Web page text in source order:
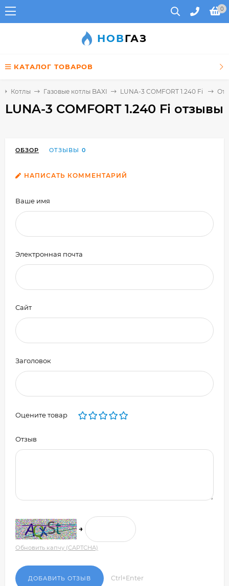
0
НОВГАЗ
КАТАЛОГ ТОВАРОВ
Котлы Газовые котлы BAXI LUNA-3 COMFORT 1.240 Fi
LUNA-3 COMFORT 1.240 Fi отзывы
ОБЗОР ОТЗЫВЫ 0
НАПИСАТЬ КОММЕНТАРИЙ
Ваше имя
Электронная почта
Сайт
Заголовок
Оцените товар
Отзыв
→
Обновить капчу (CAPTCHA)
Ctrl+Enter